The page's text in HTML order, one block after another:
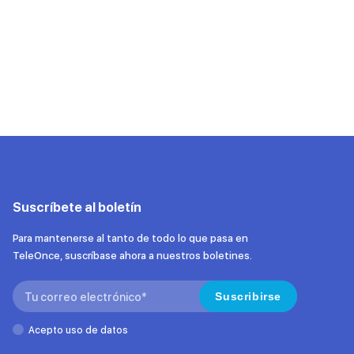
Suscríbete al boletín
Para mantenerse al tanto de todo lo que pasa en
TeleOnce, suscríbase ahora a nuestros boletines.
Search: Suscribirse
Acepto uso de datos